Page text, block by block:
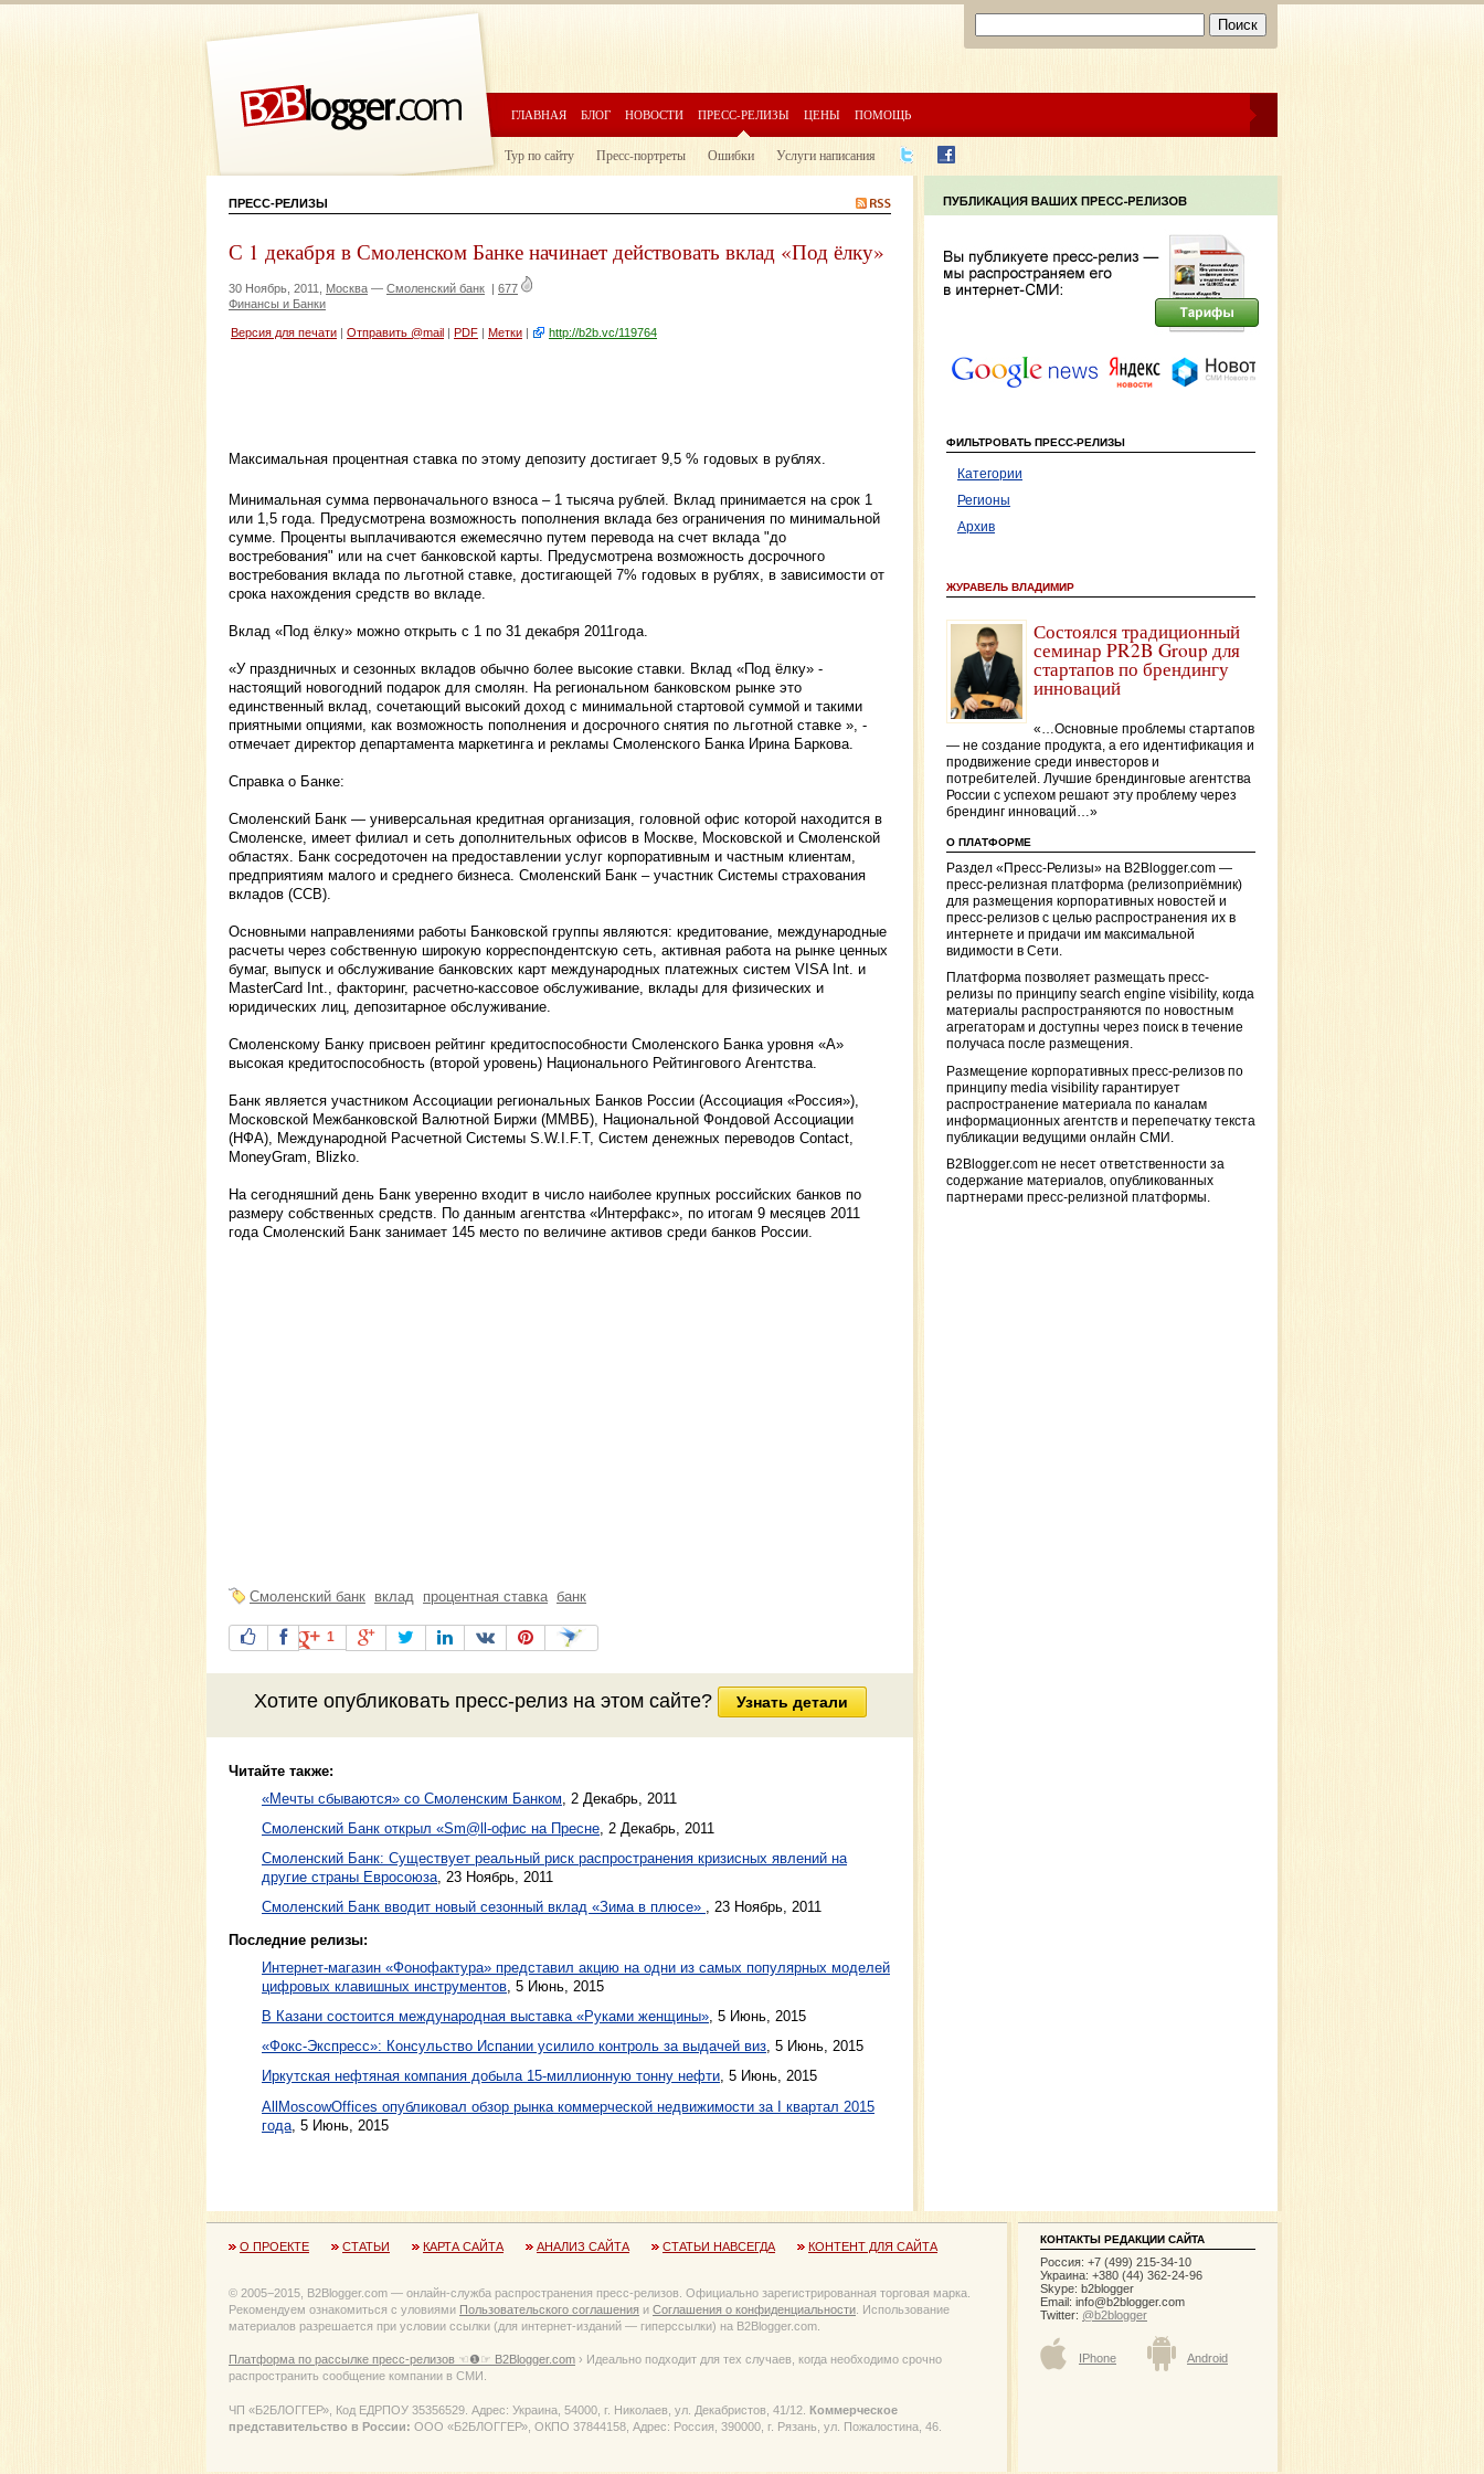
ГЛАВНАЯ БЛОГ НОВОСТИ ПРЕСС-РЕЛИЗЫ ЦЕНЫ ПОМОЩЬ
Тур по сайту Пресс-портреты Ошибки Услуги написания
ПРЕСС-РЕЛИЗЫ
С 1 декабря в Смоленском Банке начинает действовать вклад «Под ёлку»
30 Ноябрь, 2011, Москва — Смоленский банк | 677
Финансы и Банки
Версия для печати Отправить @mail PDF Метки http://b2b.vc/119764
Максимальная процентная ставка по этому депозиту достигает 9,5 % годовых в рублях.
Минимальная сумма первоначального взноса – 1 тысяча рублей. Вклад принимается на срок 1
или 1,5 года. Предусмотрена возможность пополнения вклада без ограничения по минимальной
сумме. Проценты выплачиваются ежемесячно путем перевода на счет вклада "до
востребования" или на счет банковской карты. Предусмотрена возможность досрочного
востребования вклада по льготной ставке, достигающей 7% годовых в рублях, в зависимости от
срока нахождения средств во вкладе.
Вклад «Под ёлку» можно открыть с 1 по 31 декабря 2011года.
«У праздничных и сезонных вкладов обычно более высокие ставки. Вклад «Под ёлку» -
настоящий новогодний подарок для смолян. На региональном банковском рынке это
единственный вклад, сочетающий высокий доход с минимальной стартовой суммой и такими
приятными опциями, как возможность пополнения и досрочного снятия по льготной ставке », -
отмечает директор департамента маркетинга и рекламы Смоленского Банка Ирина Баркова.
Справка о Банке:
Смоленский Банк — универсальная кредитная организация, головной офис которой находится в
Смоленске, имеет филиал и сеть дополнительных офисов в Москве, Московской и Смоленской
областях. Банк сосредоточен на предоставлении услуг корпоративным и частным клиентам,
предприятиям малого и среднего бизнеса. Смоленский Банк – участник Системы страхования
вкладов (ССВ).
Основными направлениями работы Банковской группы являются: кредитование, международные
расчеты через собственную широкую корреспондентскую сеть, активная работа на рынке ценных
бумаг, выпуск и обслуживание банковских карт международных платежных систем VISA Int. и
MasterCard Int., факторинг, расчетно-кассовое обслуживание, вклады для физических и
юридических лиц, депозитарное обслуживание.
Смоленскому Банку присвоен рейтинг кредитоспособности Смоленского Банка уровня «А»
высокая кредитоспособность (второй уровень) Национального Рейтингового Агентства.
Банк является участником Ассоциации региональных Банков России (Ассоциация «Россия»),
Московской Межбанковской Валютной Биржи (ММВБ), Национальной Фондовой Ассоциации
(НФА), Международной Расчетной Системы S.W.I.F.T, Систем денежных переводов Contact,
MoneyGram, Blizko.
На сегодняшний день Банк уверенно входит в число наиболее крупных российских банков по
размеру собственных средств. По данным агентства «Интерфакс», по итогам 9 месяцев 2011
года Смоленский Банк занимает 145 место по величине активов среди банков России.
Смоленский банк вклад процентная ставка банк
1
Хотите опубликовать пресс-релизна этом сайте? Узнать детали
Читайте также:
«Мечты сбываются» со Смоленским Банком
2 Декабрь, 2011
Смоленский Банк открыл «Sm@ll-офис на Пресне 2 Декабрь, 2011
Смоленский Банк: Существует реальный риск распространения кризисных явлений на
другие страны Евросоюза, 23 Ноябрь, 2011
Смоленский Банк вводит новый сезонный вклад «Зима в плюсе» , 23 Ноябрь, 2011
Последние релизы:
Интернет-магазин «Фонофактура» представил акцию на одни из самых популярных моделей
цифровых клавишных инструментов , 5 Июнь, 2015
В Казани состоится международная выставка «Руками женщины» , 5 Июнь, 2015
«Фокс-Экспресс»: Консульство Испании усилило контроль за выдачей виз, 5 Июнь, 2015
Иркутская нефтяная компания добыла 15-миллионную тонну нефти, 5 Июнь, 2015
AllMoscowOffices опубликовал обзор рынка коммерческой недвижимости за I квартал 2015
года , 5 Июнь, 2015
ФИЛЬТРОВАТЬ ПРЕСС-РЕЛИЗЫ
Категории
Регионы
Архив
ЖУРАВЕЛЬ ВЛАДИМИР
Состоялся традиционный
семинар PR2B Group для
стартапов по брендингу
инноваций
«…Основные проблемы стартапов
— не создание продукта, а его идентификация и
продвижение среди инвесторов и
потребителей. Лучшие брендинговые агентства
России с успехом решают эту проблему через
брендинг инноваций…»
О ПЛАТФОРМЕ
Раздел «Пресс-Релизы» на B2Blogger.com —
пресс-релизная платформа (релизоприёмник)
для размещения корпоративных новостей и
пресс-релизов с целью распространения их в
интернете и придачи им максимальной
видимости в Сети.
Платформа позволяет размещать пресс-
релизы по принципу search engine visibility, когда
материалы распространяются по новостным
агрегаторам и доступны через поиск в течение
получаса после размещения.
Размещение корпоративных пресс-релизов по
принципу media visibility гарантирует
распространение материала по каналам
информационных агентств и перепечатку текста
публикации ведущими онлайн СМИ.
B2Blogger.com не несет ответственности за
содержание материалов, опубликованных
партнерами пресс-релизной платформы.
О ПРОЕКТЕ СТАТЬИ КАРТА САЙТА АНАЛИЗ САЙТА СТАТЬИ НАВСЕГДА КОНТЕНТ ДЛЯ САЙТА
© 2005−2015, B2Blogger.com — онлайн-служба распространения пресс-релизов. Официально зарегистрированная торговая марка.
Рекомендуем ознакомиться с уловиями Пользовательского соглашения и Соглашения о конфиденциальности . Использование
материалов разрешается при условии ссылки (для интернет-изданий — гиперссылки) на B2Blogger.com.
Платформа по рассылке пресс-релизов ☜❶☞ B2Blogger.com › Идеально подходит для тех случаев, когда необходимо срочно
распространить сообщение компании в СМИ.
ЧП «Б2БЛОГГЕР», Код ЕДРПОУ 35356529. Адрес: Украина, 54000, г. Николаев, ул. Декабристов, 41/12. Коммерческое
представительство в России: ООО «Б2БЛОГГЕР», ОКПО 37844158, Адрес: Россия, 390000, г. Рязань, ул. Пожалостина, 46.
КОНТАКТЫ РЕДАКЦИИ САЙТА
Россия: +7 (499) 215-34-10
Украина: +380 (44) 362-24-96
Skype: b2blogger
Email: info@b2blogger.com
Twitter: @b2blogger
IPhone Android